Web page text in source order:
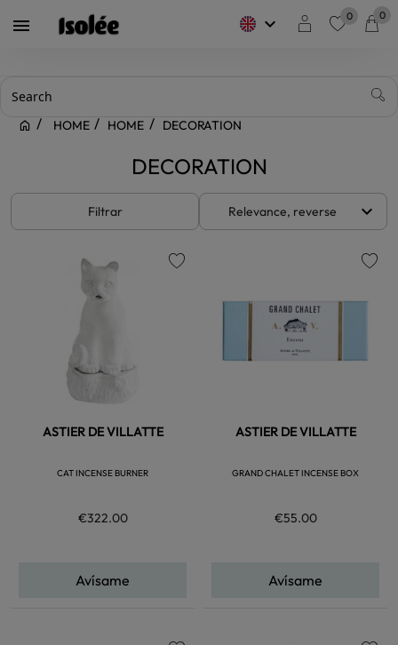
 keyboard_arrow_down 0 0
HOME HOME DECORATION
DECORATION
Filtrar Relevance, reverse keyboard_arrow_down
ASTIER DE VILLATTE
CAT INCENSE BURNER
€322.00
Avísame
ASTIER DE VILLATTE
GRAND CHALET INCENSE BOX
€55.00
Avísame